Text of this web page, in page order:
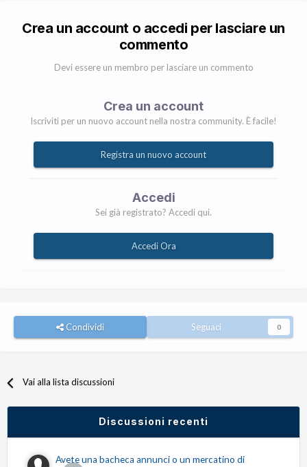
Crea un account o accedi per lasciare un
commento
Devi essere un membro per lasciare un commento
Crea un account
Iscriviti per un nuovo account nella nostra community. È facile!
Registra un nuovo account
Accedi
Sei già registrato? Accedi qui.
Accedi Ora
Condividi Seguaci 0
Vai alla lista discussioni
Discussioni recenti
Avete una bacheca annunci o un mercatino di